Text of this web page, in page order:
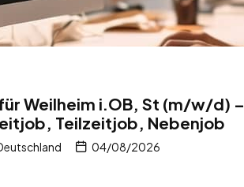
Weilheim i.OB, St (m/w/d) –
Teilzeitjob, Nebenjob
04/08/2026